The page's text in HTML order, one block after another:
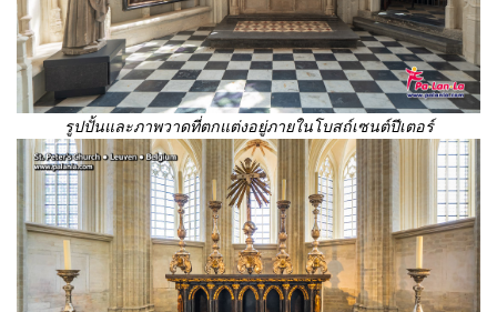
รูปปั้นและภาพวาดที่ตกแต่งอยู่ภายในโบสถ์เซนต์ปีเตอร์